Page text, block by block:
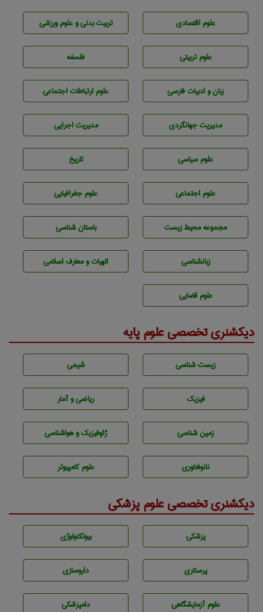
علوم اقتصادی تربيت بدنی و علوم ورزشی
علوم تربيتی فلسفه
زبان و ادبيات فارسی علوم ارتباطات اجتماعی
مديريت جهانگردی مديريت اجرايی
علوم سياسی تاريخ
علوم اجتماعی علوم جغرافيايی
مجموعه محيط زيست باستان شناسی
زبانشناسی الهیات و معارف اسلامی
علوم قضایی
دیکشنری تخصصی علوم پایه
زيست شناسی شيمی
فیزیک ریاضی و آمار
زمين شناسی ژئوفيزيك و هواشناسی
نانوفناوری علوم کامپیوتر
دیکشنری تخصصی علوم پزشکی
پزشكی بيوتكنولوژی
پرستاری داروسازی
علوم آزمايشگاهی دامپزشكی